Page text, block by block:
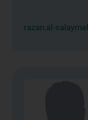
razan.al-